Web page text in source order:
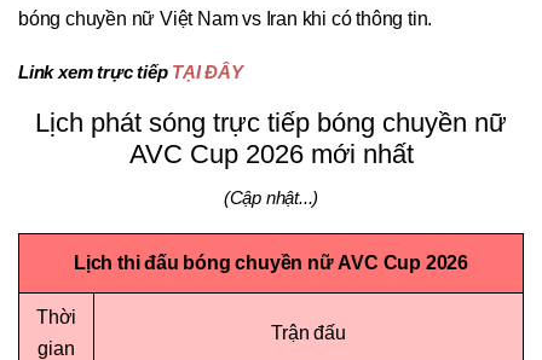
bóng chuyền nữ Việt Nam vs Iran khi có thông tin.
Link xem trực tiếp TẠI ĐÂY
Lịch phát sóng trực tiếp bóng chuyền nữ
AVC Cup 2026 mới nhất
(Cập nhật...)
Lịch thi đấu bóng chuyền nữ AVC Cup 2026
Thời
gian
Trận đấu